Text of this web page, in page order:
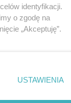
identyfikacji.
o zgodę na
„Akceptuję”.
prawo sprzeciwić
miały
USTAWIENIA